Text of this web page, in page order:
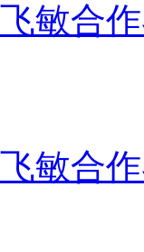
敏合
敏合